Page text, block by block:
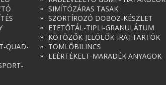
QUAD-
SIMÍTÓZÁRAS TASAK
SZORTÍROZÓ DOBOZ-KÉSZLET
ETETŐTÁL-TIPLI-GRANULÁTUM
KÖTÖZŐK-JELÖLŐK-IRATTARTÓK
TÖMLŐBILINCS
LEÉRTÉKELT-MARADÉK ANYAGOK